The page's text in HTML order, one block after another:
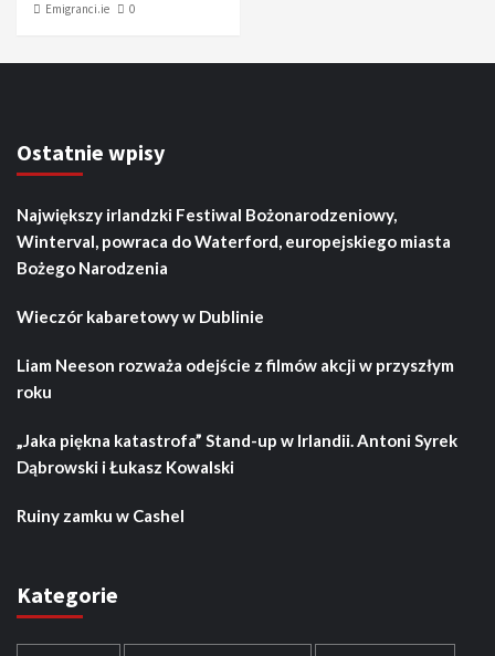
Emigranci.ie 0
Ostatnie wpisy
Największy irlandzki Festiwal Bożonarodzeniowy,
Winterval, powraca do Waterford, europejskiego miasta
Bożego Narodzenia
Wieczór kabaretowy w Dublinie
Liam Neeson rozważa odejście z filmów akcji w przyszłym
roku
„Jaka piękna katastrofa” Stand-up w Irlandii. Antoni Syrek
Dąbrowski i Łukasz Kowalski
Ruiny zamku w Cashel
Kategorie